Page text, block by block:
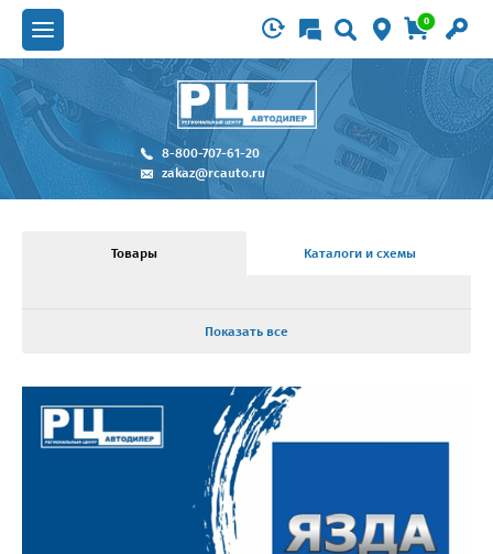
0
8-800-707-61-20
zakaz@rcauto.ru
Товары Каталоги и схемы
Показать все